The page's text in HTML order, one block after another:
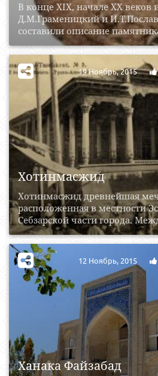
В конце XIX, начале XX веков
Д.М.Граменицкий и
составили описание
Хотинмасжид
Хотинмасжид древнейшая
расположенная в местности
Себзарской части города.
19 Ноябрь, 2015
Ханака Файзабад
12 Ноябрь, 2015